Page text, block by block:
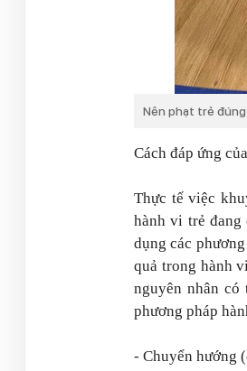
Nên phạt trẻ đúng
Cách đáp ứng
Thực tế việc
hành vi trẻ đang
dụng các
quả trong hành
nguyên nhân có
phương pháp
- Chuyển hướng